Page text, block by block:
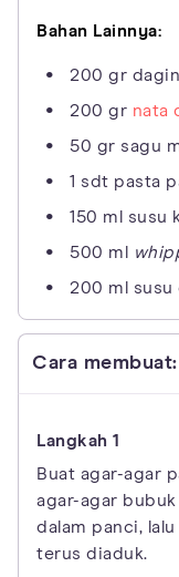
Bahan Lainnya:
200 gr
200 gr nata
50 gr sagu
1 sdt pasta
150 ml susu
500 ml
200 ml susu
Cara membuat:
Buat agar-agar
agar-agar
dalam panci,
terus diaduk.